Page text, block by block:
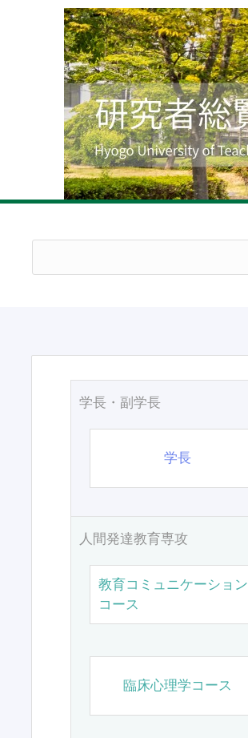
学長・副学長
学長
人間発達教育専攻
教育コミュニケーション
コース
臨床心理学コース